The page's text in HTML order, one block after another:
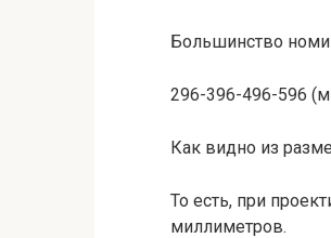
Большинство
296-396-496-596
Как видно из
То есть, при
миллиметров.